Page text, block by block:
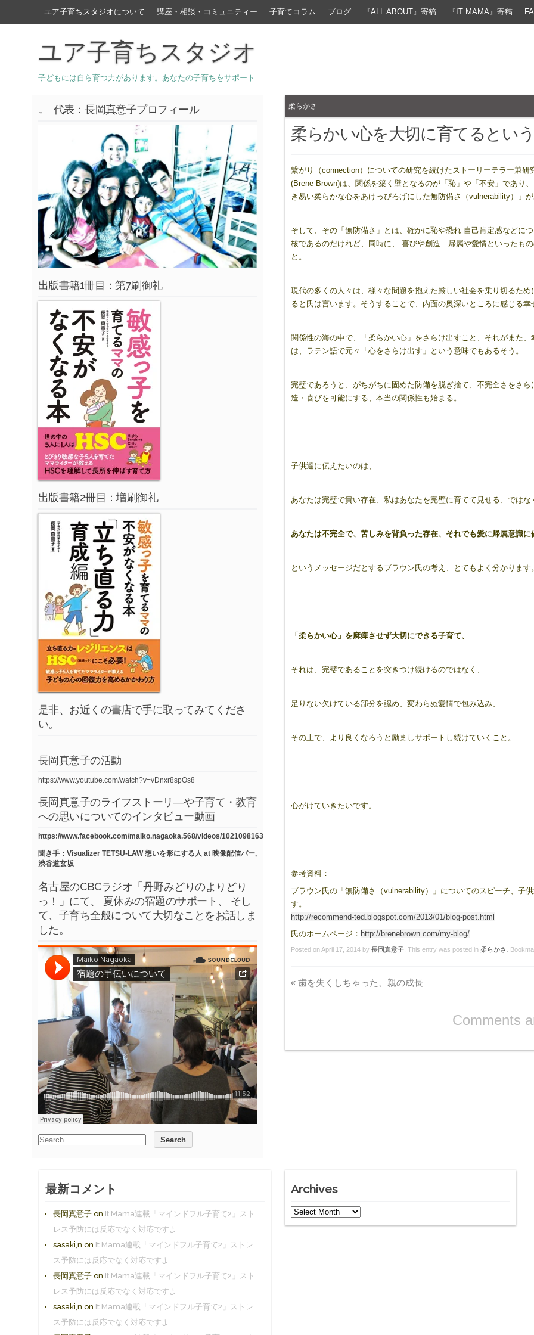
ユア子育ちスタジオについて 講座・相談・コミュニティー 子育てコラム ブログ 『ALL ABOUT』寄稿 『IT MAMA』寄稿
ユア子育ちスタジオ
子どもには自ら育つ力があります。あなたの子育ちをサポート
柔らかさ
柔らかい心を大切に育てるとい
繋がり（connection）についての研究を続けたストーリーテラー兼研
(Brene Brown)は、関係を築く壁となるのが「恥」や「不安」であり
き易い柔らかな心をあけっぴろげにした無防備さ（vulnerability）」
そして、その「無防備さ」とは、確かに恥や恐れ 自己肯定感などに
核であるのだけれど、同時に、 喜びや創造 帰属や愛情といったも
と。
現代の多くの人々は、様々な問題を抱えた厳しい社会を乗り切るた
ると氏は言います。そうすることで、内面の奥深いところに感じる
関係性の海の中で、「柔らかい心」をさらけ出すこと、それがまた
は、ラテン語で元々「心をさらけ出す」という意味でもあるそう。
完璧であろうと、がちがちに固めた防備を脱ぎ捨て、不完全さをさ
造・喜びを可能にする、本当の関係性も始まる。
子供達に伝えたいのは、
あなたは完璧で貴い存在、私はあなたを完璧に育てて見せる、ではな
あなたは不完全で、苦しみを背負った存在、それでも愛に帰属意識に
というメッセージだとするブラウン氏の考え、とてもよく分かります
「柔らかい心」を麻痺させず大切にできる子育て、
それは、完璧であることを突きつけ続けるのではなく、
足りない欠けている部分を認め、変わらぬ愛情で包み込み、
その上で、より良くなろうと励ましサポートし続けていくこと。
心がけていきたいです。
参考資料：
ブラウン氏の「無防備さ（vulnerability）」についてのスピーチ、子
す。
http://recommend-ted.blogspot.com/2013/01/blog-post.html
氏のホームページ： http://brenebrown.com/my-blog/
Posted onApril 17, 2014 by 長岡真意子 . This entry was posted in柔らかさ .
« 歯を失くしちゃった、親の成長
Comments
↓ 代表：長岡真意子プロフィール
出版書籍1冊目：第7刷御礼
出版書籍2冊目：増刷御礼
是非、お近くの書店で手に取ってみてくださ
い。
長岡真意子の活動
https://www.youtube.com/watch?v=vDnxr8spOs8
長岡真意子のライフストーリ―や子育て・教育
への思いについてのインタビュー動画
https://www.facebook.com/maiko.nagaoka.568/videos/10210981638417544/
聞き手：Visualizer TETSU-LAW 想いを形にする人 at 映像配信バー,
渋谷道玄坂
名古屋のCBCラジオ「丹野みどりのよりどり
っ！」にて、 夏休みの宿題のサポート、 そし
て、子育ち全般について大切なことをお話しま
した。
最新コメント
長岡真意子 on It Mama連載「マインドフル子育て2」スト
レス予防には反応でなく対応ですよ
sasaki,n on It Mama連載「マインドフル子育て2」ストレ
ス予防には反応でなく対応ですよ
長岡真意子 on It Mama連載「マインドフル子育て2」スト
レス予防には反応でなく対応ですよ
sasaki,n on It Mama連載「マインドフル子育て2」ストレ
ス予防には反応でなく対応ですよ
Archives